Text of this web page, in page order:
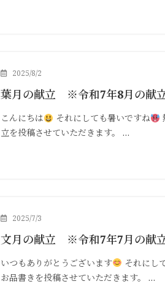
2025/8/2
葉月の献立 ※令和7年8月の献
こんにちは それにしても暑いですね
立を投稿させていただきます。 …
2025/7/3
文月の献立 ※令和7年7月の献
いつもありがとうございます それにし
お品書きを投稿させていただきます。 …